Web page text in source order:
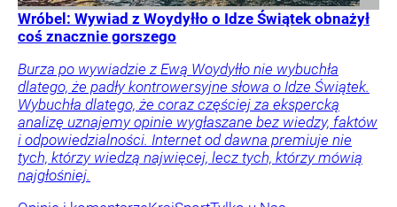
Wróbel: Wywiad z Woydyłło o Idze Świątek obnażył
coś znacznie gorszego
Burza po wywiadzie z Ewą Woydyłło nie wybuchła
dlatego, że padły kontrowersyjne słowa o Idze Świątek.
Wybuchła dlatego, że coraz częściej za ekspercką
analizę uznajemy opinie wygłaszane bez wiedzy, faktów
i odpowiedzialności. Internet od dawna premiuje nie
tych, którzy wiedzą najwięcej, lecz tych, którzy mówią
najgłośniej.